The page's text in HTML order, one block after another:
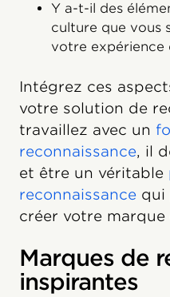
Y a-t-il des
culture que vous
votre expérience
Intégrez ces
votre solution de
travaillez avec un
reconnaissance, il
et être un véritable
reconnaissance qui
créer votre marque
Marques de
inspirantes